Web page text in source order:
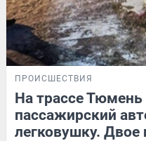
ПРОИСШЕСТВИЯ
На трассе
пассажирский
легковушку. Двое